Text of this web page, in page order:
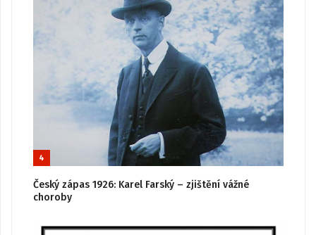
4
Český zápas 1926: Karel Farský – zjištění vážné
choroby